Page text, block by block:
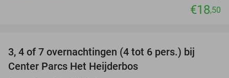
€18,50
3, 4 of 7 overnachtingen (4 tot 6 pers.) bij
Center Parcs Het Heijderbos